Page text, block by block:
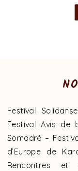
Festival
Festival Avis de
Somadré –
d’Europe de
Rencontres et